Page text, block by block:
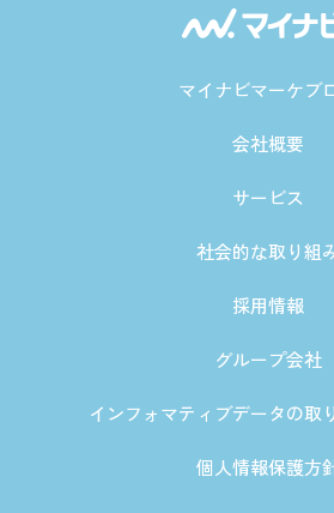
マイナビマーケブ
会社概要
サービス
社会的な取り組
採用情報
グループ会社
インフォマティブデータの取
個人情報保護方